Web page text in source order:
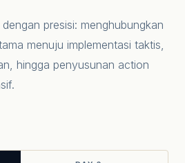
presisi: menghubungkan
menuju implementasi taktis,
hingga penyusunan action